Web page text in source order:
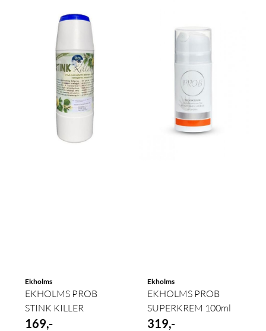
Ekholms
EKHOLMS PROB
STINK KILLER
169,-
Ekholms
EKHOLMS PROB
SUPERKREM 100ml
319,-